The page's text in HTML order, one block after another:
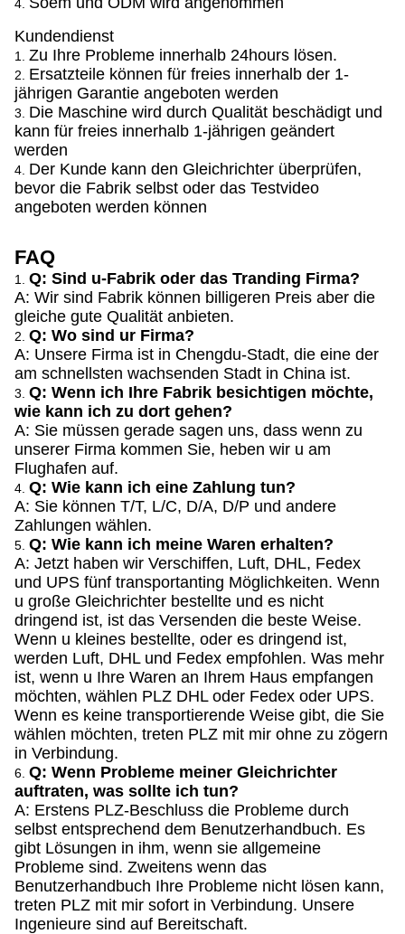
4.
Kundendienst
1. Zu Ihre Probleme innerhalb 24hours lösen.
2. Ersatzteile können für freies innerhalb der 1-
jährigen Garantie angeboten werden
3. Die Maschine wird durch Qualität beschädigt und
kann für freies innerhalb 1-jährigen geändert
werden
4. Der Kunde kann den Gleichrichter überprüfen,
bevor die Fabrik selbst oder das Testvideo
angeboten werden können
FAQ
1. Q: Sind u-Fabrik oder das Tranding Firma?
A: Wir sind Fabrik können billigeren Preis aber die
gleiche gute Qualität anbieten.
2. Q: Wo sind ur Firma?
A: Unsere Firma ist in Chengdu-Stadt, die eine der
am schnellsten wachsenden Stadt in China ist.
3. Q: Wenn ich Ihre Fabrik besichtigen möchte,
wie kann ich zu dort gehen?
A: Sie müssen gerade sagen uns, dass wenn zu
unserer Firma kommen Sie, heben wir u am
Flughafen auf.
4. Q: Wie kann ich eine Zahlung tun?
A: Sie können T/T, L/C, D/A, D/P und andere
Zahlungen wählen.
5. Q: Wie kann ich meine Waren erhalten?
A: Jetzt haben wir Verschiffen, Luft, DHL, Fedex
und UPS fünf transportanting Möglichkeiten. Wenn
u große Gleichrichter bestellte und es nicht
dringend ist, ist das Versenden die beste Weise.
Wenn u kleines bestellte, oder es dringend ist,
werden Luft, DHL und Fedex empfohlen. Was mehr
ist, wenn u Ihre Waren an Ihrem Haus empfangen
möchten, wählen PLZ DHL oder Fedex oder UPS.
Wenn es keine transportierende Weise gibt, die Sie
wählen möchten, treten PLZ mit mir ohne zu zögern
in Verbindung.
6. Q: Wenn Probleme meiner Gleichrichter
auftraten, was sollte ich tun?
A: Erstens PLZ-Beschluss die Probleme durch
selbst entsprechend dem Benutzerhandbuch. Es
gibt Lösungen in ihm, wenn sie allgemeine
Probleme sind. Zweitens wenn das
Benutzerhandbuch Ihre Probleme nicht lösen kann,
treten PLZ mit mir sofort in Verbindung. Unsere
Ingenieure sind auf Bereitschaft.